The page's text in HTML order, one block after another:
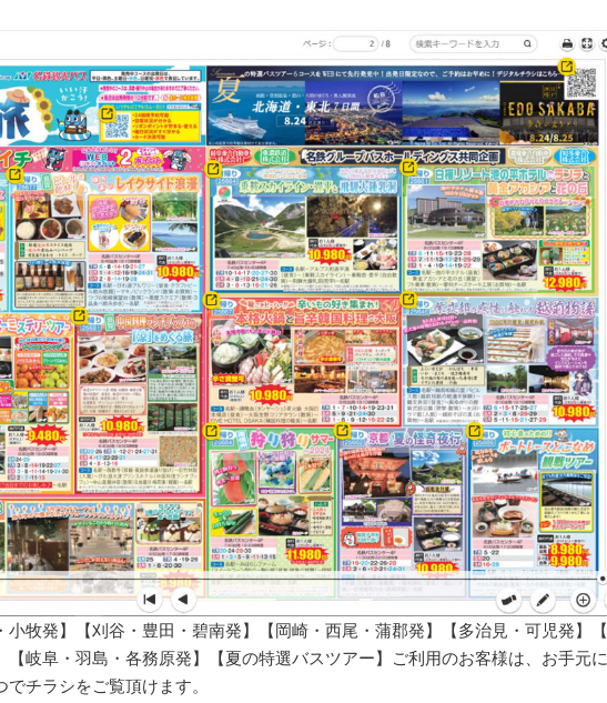
小牧発】【刈谷・豊田・碧南発】【岡崎・西尾・蒲郡発】【多治見・可児発】
【岐阜・羽島・各務原発】【夏の特選バスツアー】ご利用のお客様は、お手元
チラシをご覧頂けます。